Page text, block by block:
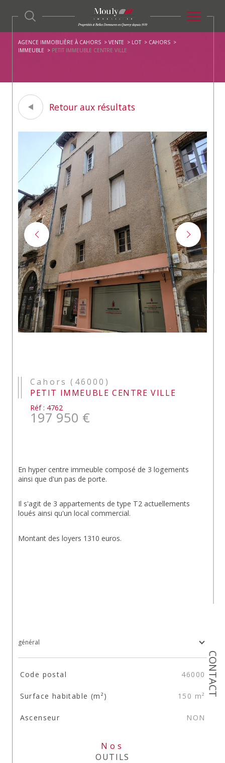
CONTACT
AGENCE IMMOBILIÈRE À CAHORS VENTE LOT
CAHORS
IMMEUBLE
PETIT IMMEUBLE CENTRE VILLE
Retour aux résultats
Cahors (46000)
PETIT IMMEUBLE CENTRE VILLE
Réf : 4762
197 950 €
En hyper centre immeuble composé de 3 logements
ainsi que d'un pas de porte.
Il s'agit de 3 appartements de type T2 actuellements
loués ainsi qu'un local commercial.
Montant des loyers 1310 euros.
général
TRAD_SIROCCO_Caracteristique
Code postal 46000
Surface habitable (m²) 150 m²
Ascenseur NON
Nos
OUTILS